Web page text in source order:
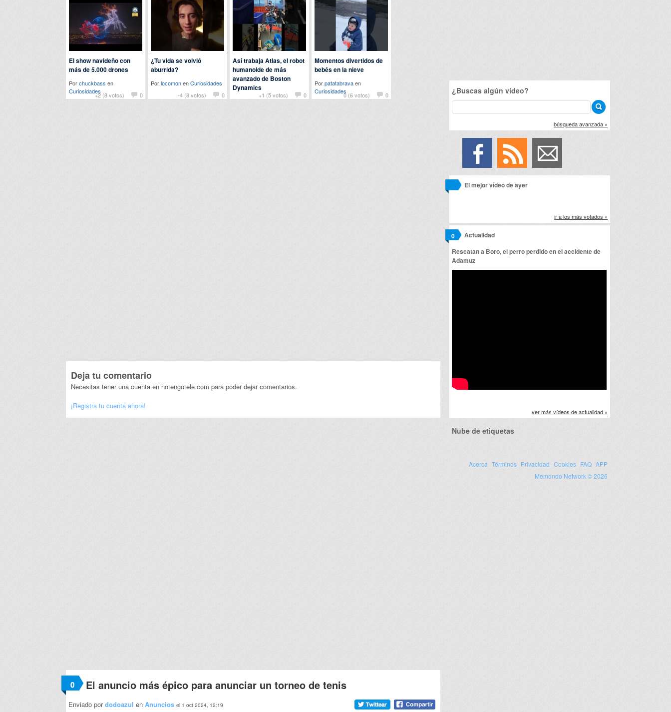
+2 (8 votos) 0
El show navideño con
más de 5.000 drones
Porchuckbass en
Curiosidades
-4 (8 votos) 0
¿Tu vida se volvió
aburrida?
PorlocomonenCuriosidades
+1 (5 votos)
0
Así trabaja Atlas, el robot
humanoide de más
avanzado de Boston
Dynamics
PornomedigasenTecnología
0 (6 votos) 0
Momentos divertidos de
bebés en la nieve
Porpatatabravaen
Curiosidades
Deja tu comentario
Necesitas tener una cuenta en notengotele.com para poder dejar comentarios.
¡Registra tu cuenta ahora!
0 El anuncio más épico para anunciar un torneo de tenis
Enviado pordodoazul en Anuncios el 1 oct 2024, 12:19
¿Buscas algún vídeo?
búsqueda avanzada »
El mejor vídeo de ayer
ir a los más votados »
Actualidad
0
Rescatan a Boro, el perro perdido en el accidente de
Adamuz
ver más vídeos de actualidad »
Nube de etiquetas
Acerca Términos Privacidad Cookies FAQ APP
Memondo Network © 2026